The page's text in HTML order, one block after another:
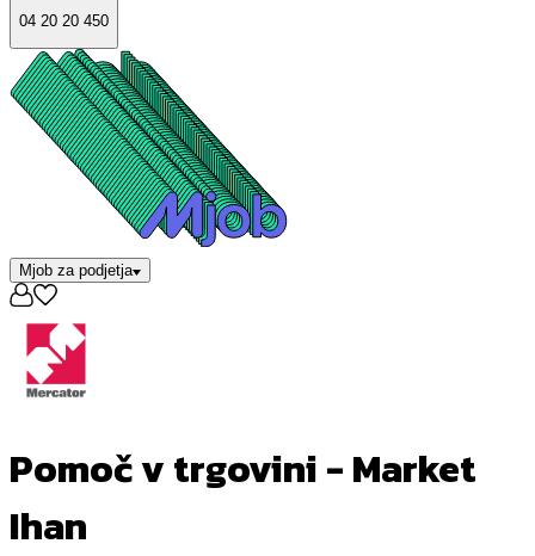
04 20 20 450
Mjob za podjetja
Pomoč v trgovini - Market
Ihan